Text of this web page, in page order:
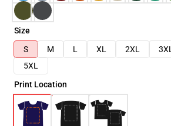
Size
S
M L XL 2XL 3XL
5XL
Print Location